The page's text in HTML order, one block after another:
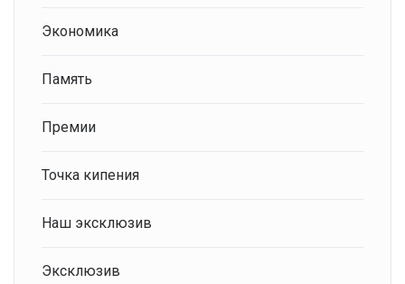
Экономика
Память
Премии
Точка кипения
Наш эксклюзив
Эксклюзив